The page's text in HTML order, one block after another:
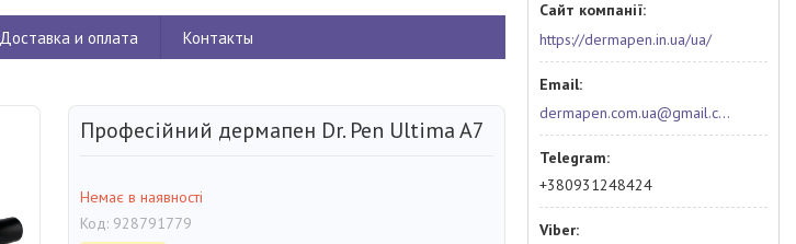
Доставка и оплата Контакты
Професійний дермапен Dr. Pen Ultima A7
Немає в наявності
Код: 928791779
https://dermapen.in.ua/ua/
dermapen.com.ua@gmail.com
+380931248424